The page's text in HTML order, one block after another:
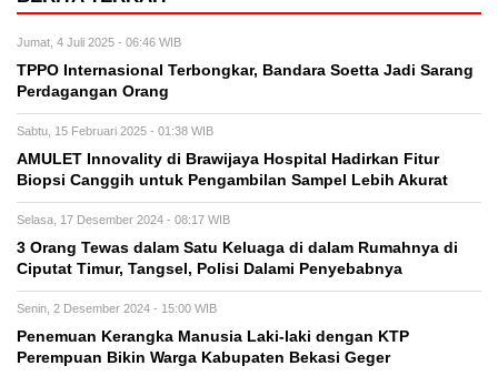
Jumat, 4 Juli 2025 - 06:46 WIB
TPPO Internasional Terbongkar, Bandara Soetta Jadi Sarang
Perdagangan Orang
Sabtu, 15 Februari 2025 - 01:38 WIB
AMULET Innovality di Brawijaya Hospital Hadirkan Fitur
Biopsi Canggih untuk Pengambilan Sampel Lebih Akurat
Selasa, 17 Desember 2024 - 08:17 WIB
3 Orang Tewas dalam Satu Keluaga di dalam Rumahnya di
Ciputat Timur, Tangsel, Polisi Dalami Penyebabnya
Senin, 2 Desember 2024 - 15:00 WIB
Penemuan Kerangka Manusia Laki-laki dengan KTP
Perempuan Bikin Warga Kabupaten Bekasi Geger